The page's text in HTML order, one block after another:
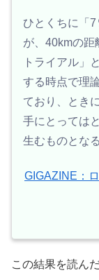
ひとくちに「
が、40kmの距
トライアル」
する時点で理
ており、とき
手にとっては
生むものとな
GIGAZINE：
この結果を読ん